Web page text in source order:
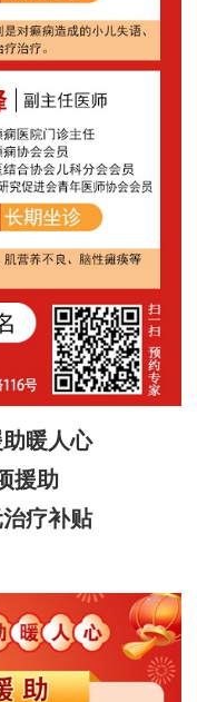
暖人心
援助
疗补贴